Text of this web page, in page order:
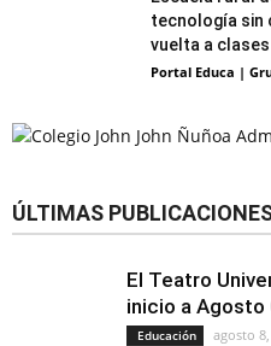
tecnología sin
vuelta a clases
Portal Educa |
ÚLTIMAS
El Teatro
inicio a Agosto
Educación agosto